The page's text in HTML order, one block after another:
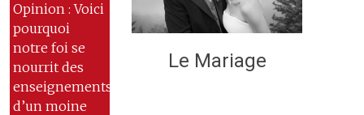
Opinion : Voici
pourquoi
notre foi se
nourrit des
enseignements
d’un moine
Le Mariage